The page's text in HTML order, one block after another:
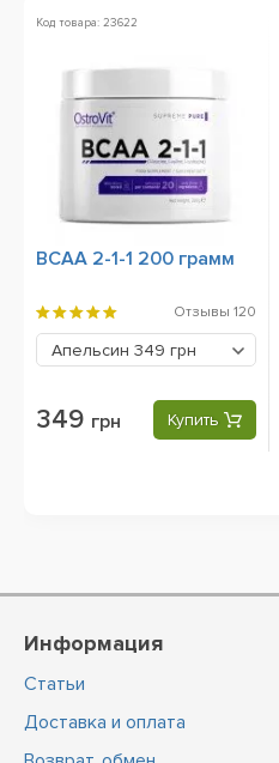
Код товара: 23622
BCAA 2-1-1 200 грамм
Отзывы 120
Апельсин 349 грн
349 грн Купить
Информация
Статьи
Доставка и оплата